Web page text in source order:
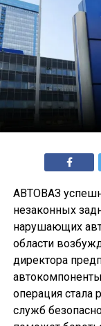
АВТОВАЗ
незаконных
нарушающих
области
директора
операция стала
служб